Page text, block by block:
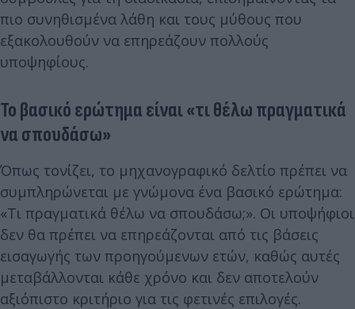
πιο συνηθισμένα λάθη και τους μύθους που
εξακολουθούν να επηρεάζουν πολλούς
υποψηφίους.
Το βασικό ερώτημα είναι «τι θέλω πραγματικά
να σπουδάσω»
Όπως τονίζει, το μηχανογραφικό δελτίο πρέπει να
συμπληρώνεται με γνώμονα ένα βασικό ερώτημα:
«Τι πραγματικά θέλω να σπουδάσω;». Οι υποψήφιοι
δεν θα πρέπει να επηρεάζονται από τις βάσεις
εισαγωγής των προηγούμενων ετών, καθώς αυτές
μεταβάλλονται κάθε χρόνο και δεν αποτελούν
αξιόπιστο κριτήριο για τις φετινές επιλογές.